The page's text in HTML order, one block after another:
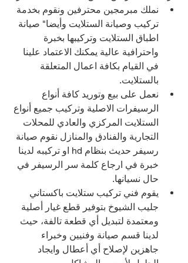
نملك مبرمجين محترفين ونقوم بخدمة
تركيب وصيانة الستلايت وأيضا" صيانة
اطباق الستلايت وتركيبها بخبرة
واحترافية عالية يمكنك الاعتماد علينا
في القيام بكافة اعمال المتعلقة
بالستلايت.
نعمل على بيع وتوريد كافة أنواع
الرسيفرات الاصلية وتركيب جميع أنواع
الستلايت المركزي والعادي للمحلات
التجارية والفنادق والمنازل نقوم صيانة
رسيفر حديث بنظام hd او تركيبه لدينا
خبرة في ارجاع كلمة سر الرسيفر في
حال نسيانها.
يقوم فني تركيب ستلايت باكستاني
جليب الشيوخ بتوفير قطع غيار أصلية
ومعتمدة لتبديل أي قطعة تالفة، حيث
لدينا قسم صيانة وفنيين وخبراء
جاهزين لإصلاح أي أعطال وايجاد